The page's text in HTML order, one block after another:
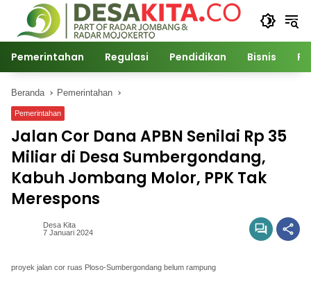
Langsung
konten
Pemerintahan Regulasi Pendidikan Bisnis
Beranda Pemerintahan
Pemerintahan
Jalan Cor Dana APBN Senilai Rp 35
Miliar di Desa Sumbergondang,
Kabuh Jombang Molor, PPK Tak
Merespons
Desa Kita
7 Januari 2024
proyek jalan cor ruas Ploso-Sumbergondang belum rampung